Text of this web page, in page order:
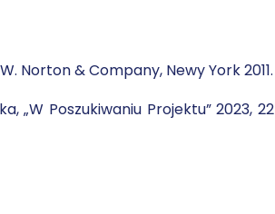
Norton & Company, Newy York 2011.
„W Poszukiwaniu Projektu” 2023, 22